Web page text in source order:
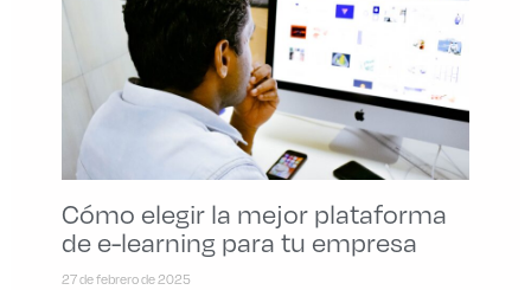
Cómo elegir la mejor plataforma
de e-learning para tu empresa
27 de febrero de 2025